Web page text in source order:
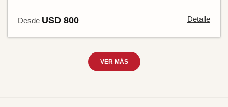
Desde USD 800 Detalle
VER MÁS